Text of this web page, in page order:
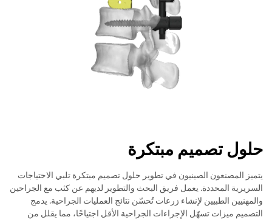
حلول تصميم مبتكرة
يتميز المصنعون الصينيون في تطوير حلول تصميم مبتكرة تلبي الاحتياجات
السريرية المحددة. يعمل فريق البحث والتطوير لديهم عن كثب مع الجراحين
والمهنيين الطبيين لإنشاء زرعات تُحسّن نتائج العمليات الجراحية. يدمج
التصميم ميزات تسهّل الإجراءات الجراحية الأقل اجتياحًا، مما يقلل من